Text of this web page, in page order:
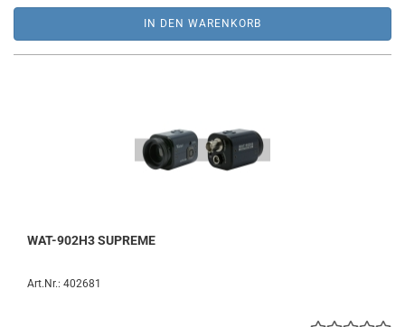
IN DEN WARENKORB
WAT-902H3 SUPREME
Art.Nr.: 402681